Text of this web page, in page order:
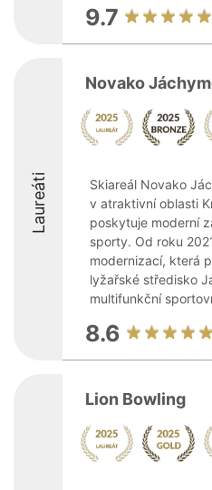
9.7
Laureáti
Novako
Skiareál Novako
v atraktivní oblasti
poskytuje moderní
sporty. Od roku
modernizací, která
lyžařské středisko
multifunkční
8.6
Lion Bowling